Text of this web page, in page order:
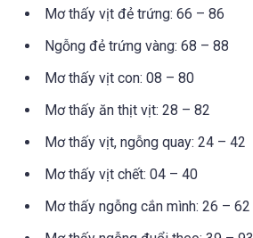
Mơ thấy vịt đẻ trứng: 66 – 86
Ngỗng đẻ trứng vàng: 68 – 88
Mơ thấy vịt con: 08 – 80
Mơ thấy ăn thịt vịt: 28 – 82
Mơ thấy vịt, ngỗng quay: 24 – 42
Mơ thấy vịt chết: 04 – 40
Mơ thấy ngỗng cắn mình: 26 – 62